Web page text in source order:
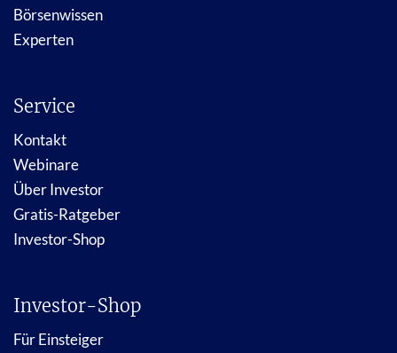
Börsenwissen
Experten
Service
Kontakt
Webinare
Über Investor
Gratis-Ratgeber
Investor-Shop
Investor-Shop
Für Einsteiger